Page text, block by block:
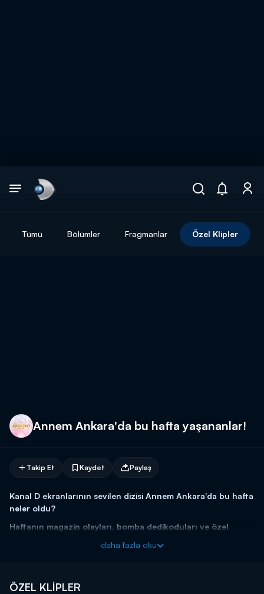
Tümü Bölümler Fragmanlar Özel Klipler
Annem Ankara'da bu hafta yaşananlar!
Takip Et Kaydet Paylaş
Kanal D ekranlarının sevilen dizisi Annem Ankara'da bu hafta
neler oldu?
Haftanın magazin olayları, bomba dedikoduları ve özel
daha fazla oku
ÖZEL KLİPLER